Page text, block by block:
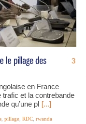
3
en France
trafic et la contrebande
qu’une pl [...]
pillage RDC rwanda